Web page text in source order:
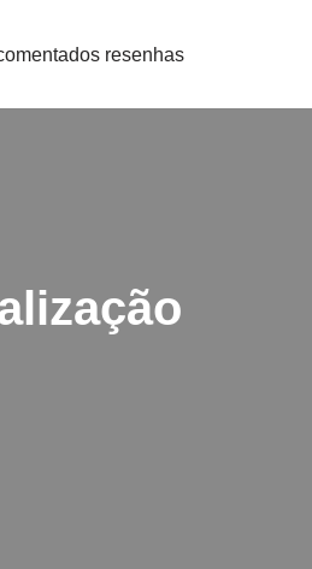
resenhas